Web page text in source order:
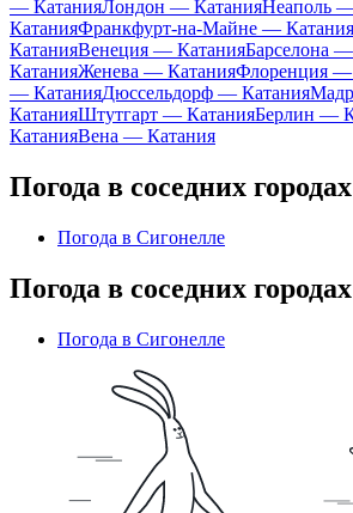
— КатанияЛондон — КатанияНеаполь
КатанияФранкфурт-на-Майне — Катания
КатанияВенеция — КатанияБарселона
КатанияЖенева — КатанияФлоренция —
— КатанияДюссельдорф — Катания
КатанияШтутгарт — КатанияБерлин —
КатанияВена — Катания
Погода в соседних городах
Погода в Сигонелле
Погода в соседних городах
Погода в Сигонелле